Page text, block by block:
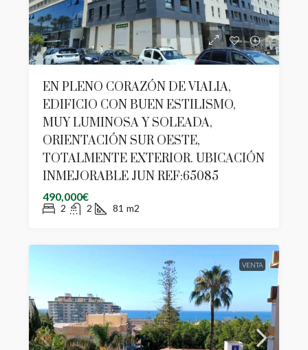
EN PLENO CORAZÓN DE VIALIA,
EDIFICIO CON BUEN ESTILISMO,
MUY LUMINOSA Y SOLEADA,
ORIENTACIÓN SUR OESTE,
TOTALMENTE EXTERIOR. UBICACIÓN
INMEJORABLE JUN REF:65085
490,000€
2 2 81 m2
VENTA